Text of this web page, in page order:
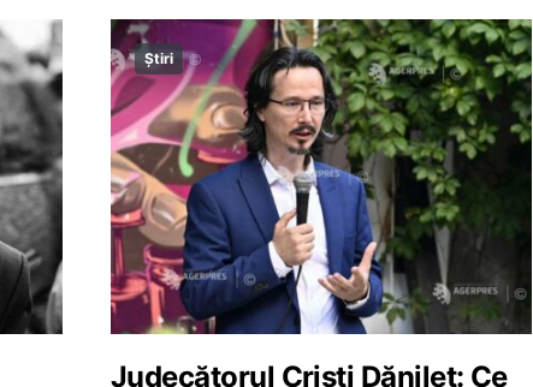
Știri
Judecătorul Cristi Dănileț: Ce